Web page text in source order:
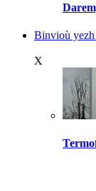
Binvioù yezh
X